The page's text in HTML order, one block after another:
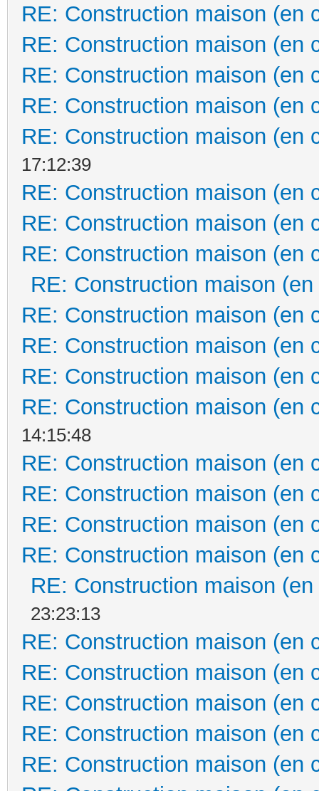
RE: Construction maison (en
RE: Construction maison (en
RE: Construction maison (en
RE: Construction maison (en
RE: Construction maison (en
17:12:39
RE: Construction maison (en
RE: Construction maison (en
RE: Construction maison (en
RE: Construction maison
RE: Construction maison (en
RE: Construction maison (en
RE: Construction maison (en
RE: Construction maison (en
14:15:48
RE: Construction maison (en
RE: Construction maison (en
RE: Construction maison (en
RE: Construction maison (en
RE: Construction maison
23:23:13
RE: Construction maison (en
RE: Construction maison (en
RE: Construction maison (en
RE: Construction maison (en
RE: Construction maison (en